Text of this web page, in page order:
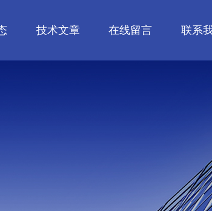
技术文章 在线留言 联系